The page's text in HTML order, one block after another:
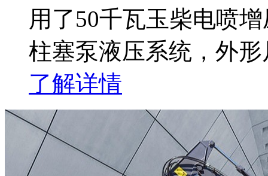
用了50千瓦玉柴电喷
柱塞泵液压系统，外
了解详情